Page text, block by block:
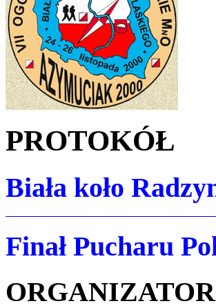
PROTOKÓŁ
Biała koło
Finał Pucharu